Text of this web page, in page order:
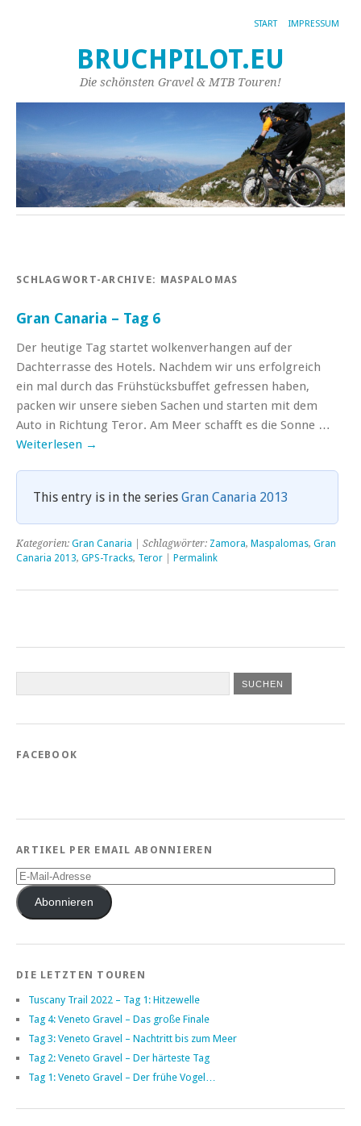
START IMPRESSUM
BRUCHPILOT.EU
Die schönsten Gravel & MTB Touren!
SCHLAGWORT-ARCHIVE: MASPALOMAS
Gran Canaria – Tag 6
Der heutige Tag startet wolkenverhangen auf der
Dachterrasse des Hotels. Nachdem wir uns erfolgreich
ein mal durch das Frühstücksbuffet gefressen haben,
packen wir unsere sieben Sachen und starten mit dem
Auto in Richtung Teror. Am Meer schafft es die Sonne …
Weiterlesen →
This entry is in the series Gran Canaria 2013
Kategorien: Gran Canaria | Schlagwörter: Zamora, Maspalomas, Gran
Canaria 2013, GPS-Tracks, Teror Permalink
FACEBOOK
ARTIKEL PER EMAIL ABONNIEREN
E-
Mail-
AdresseAbonnieren
DIE LETZTEN TOUREN
Tuscany Trail 2022 – Tag 1: Hitzewelle
Tag 4: Veneto Gravel – Das große Finale
Tag 3: Veneto Gravel – Nachtritt bis zum Meer
Tag 2: Veneto Gravel – Der härteste Tag
Tag 1: Veneto Gravel – Der frühe Vogel…